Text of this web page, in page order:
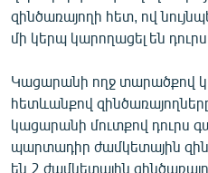
զինծառայողի հետ, ով
մի կերպ կարողացել են
Կացարանի ողջ տարածքով
հետևանքով
կացարանի մուտքով դուրս
պարտադիր ժամկետային
են 2 ժամկետային